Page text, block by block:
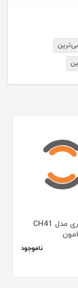
صندلی چری مدل CH41
ناموجود